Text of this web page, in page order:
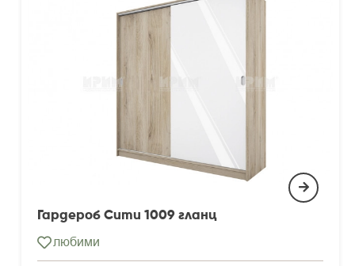
Гардероб Сити 1009 гланц
любими